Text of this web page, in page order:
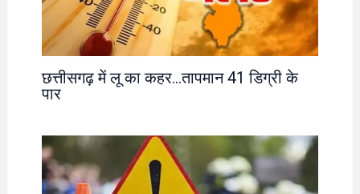
छत्तीसगढ़ में लू का कहर…तापमान 41 डिग्री के
पार